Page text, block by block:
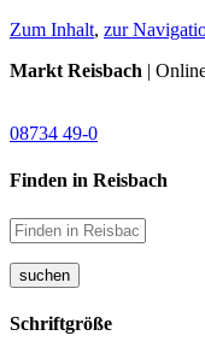
Zum Inhalt, zur
Markt Reisbach |
08734 49-0
Finden in Reisbach
suchen
Schriftgröße